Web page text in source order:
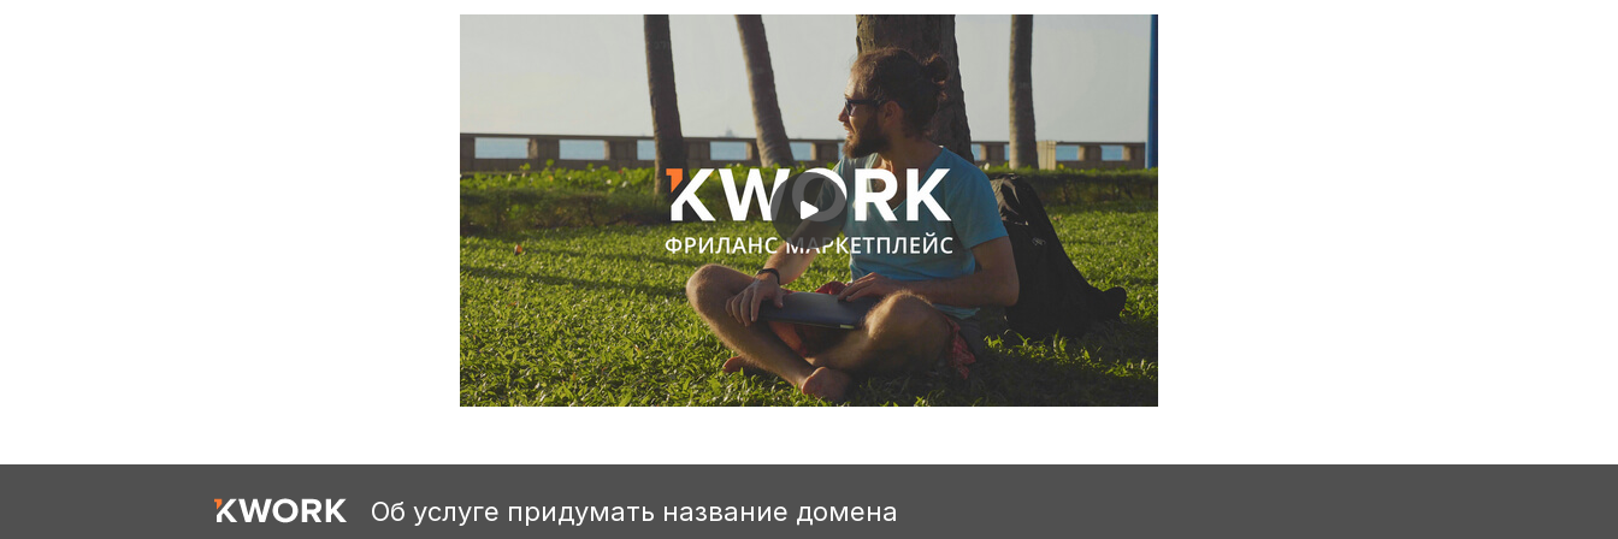
Об услуге придумать название домена